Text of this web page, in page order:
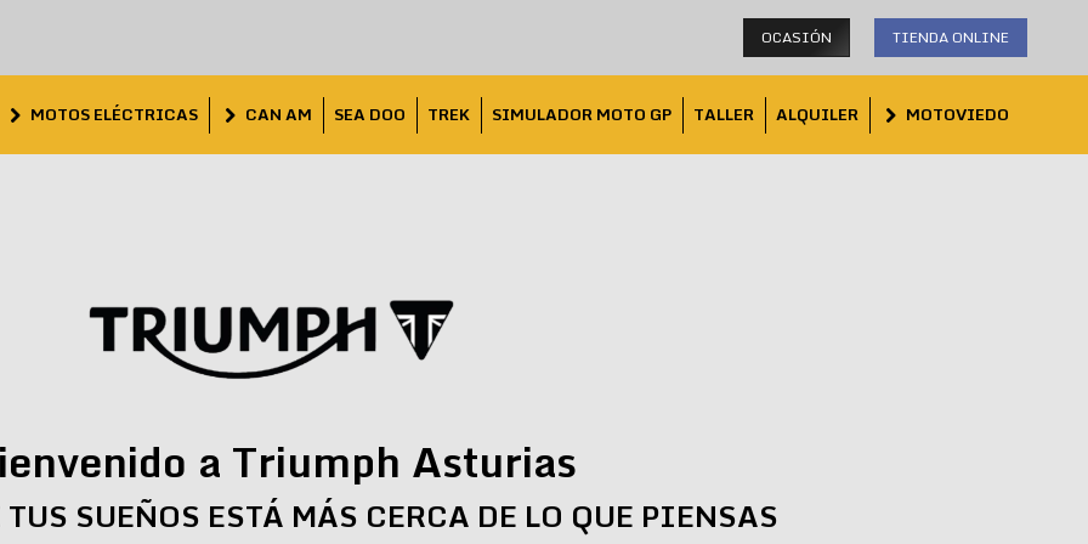
OCASIÓN TIENDA ONLINE
MOTOS ELÉCTRICAS CAN AM SEA DOO TREK SIMULADOR MOTO GP TALLER ALQUILER MOTOVIEDO
a Triumph Asturias
SUEÑOS ESTÁ MÁS CERCA DE LO QUE PIENSAS